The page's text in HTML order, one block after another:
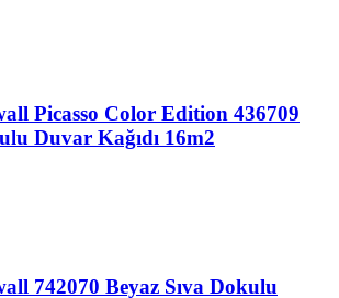
Picasso Color Edition 436709
Duvar Kağıdı 16m2
742070 Beyaz Sıva Dokulu